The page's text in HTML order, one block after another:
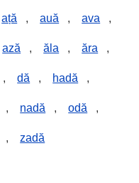
ață , auă , ava ,
ază , ăla , ăra ,
, dă , hadă ,
, nadă , odă ,
, zadă